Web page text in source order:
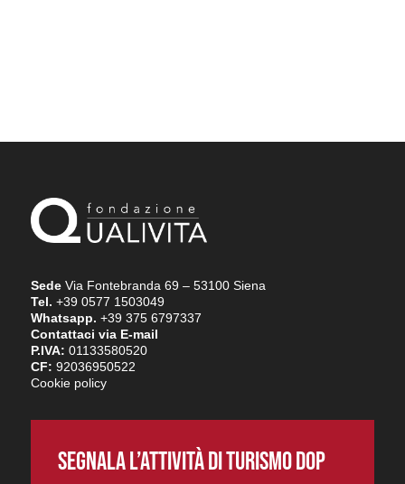
SedeVia Fontebranda 69 – 53100 Siena
Tel. +39 0577 1503049
Whatsapp. +39 375 6797337
Contattaci via E-mail
P.IVA: 01133580520
CF: 92036950522
Cookie policy
SEGNALA L’ATTIVITÀ DI TURISMO DOP